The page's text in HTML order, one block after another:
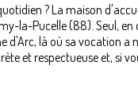
? La maison
la-Pucelle (88). Seul,
là où sa vocation a
et respectueuse et, si